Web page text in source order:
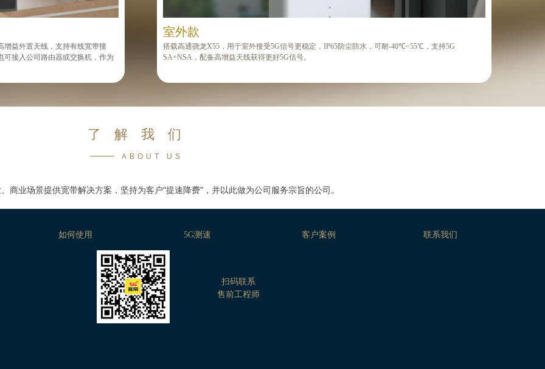
增益外置天线，支持有线宽带接
可接入公司路由器或交换机，作为
室外款
搭载高通骁龙X55，用于室外接受5G信号更稳定，IP65防尘防水，可耐-40℃~55℃，支持5G
SA+NSA，配备高增益天线获得更好5G信号。
商业场景提供宽带解决方案，坚持为客户“提速降费”，并以此做为公司服务宗旨的公司。
了 解 我 们
—— ABOUT US
扫码联系
售前工程师
如何使用 5G测速 客户案例 联系我们